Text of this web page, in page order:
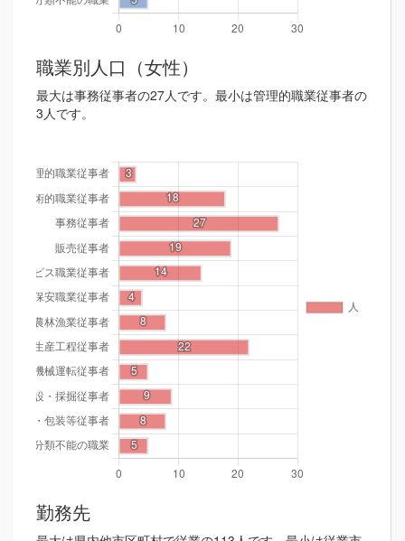
職業別人口（女性）
最大は事務従事者の27人です。最小は管理的職業従事者の
3人です。
勤務先